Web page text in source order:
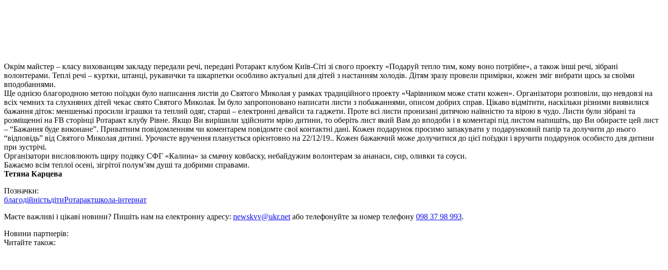
Окрім майстер – класу вихованцям закладу передали речі, передані Ротаракт клубом Київ-Сіті зі свого проекту «Подаруй тепло тим, кому воно потрібне», а також інші речі, зібрані
волонтерами. Теплі речі – куртки, штанці, рукавички та шкарпетки особливо актуальні для дітей з настанням холодів. Дітям зразу провели примірки, кожен зміг вибрати щось за своїми
вподобаннями.
Ще однією благородною метою поїздки було написання листів до Святого Миколая у рамках традиційного проекту «Чарівником може стати кожен». Організатори розповіли, що невдовзі на
всіх чемних та слухняних дітей чекає свято Святого Миколая. Їм було запропоновано написати листи з побажаннями, описом добрих справ. Цікаво відмітити, наскільки різними виявилися
бажання діток: меншенькі просили іграшки та теплий одяг, старші – електронні девайси та гаджети. Проте всі листи пронизані дитячою наївністю та вірою в чудо. Листи були зібрані та
розміщенні на FB сторінці Ротаракт клубу Рівне. Якщо Ви вирішили здійснити мрію дитини, то оберіть лист який Вам до вподоби і в коментарі під листом напишіть, що Ви обираєте цей лист
– “Бажання буде виконане”. Приватним повідомленням чи коментарем повідомте свої контактні дані. Кожен подарунок просимо запакувати у подарунковий папір та долучити до нього
“відповідь” від Святого Миколая дитині. Урочисте вручення планується орієнтовно на 22/12/19.. Кожен бажаючий може долучитися до цієї поїздки і вручити подарунок особисто для дитини
при зустрічі.
Організатори висловлюють щиру подяку СФГ «Калина» за смачну ковбаску, небайдужим волонтерам за ананаси, сир, оливки та соуси.
Бажаємо всім теплої осені, зігрітої полум’ям душі та добрими справами.
Тетяна Карцева
Позначки:
благодійністьдітиРотарактшкола-інтернат
Маєте важливі і цікаві новини? Пишіть нам на електронну адресу: newskvv@ukr.netабо телефонуйте за номер телефону 098 37 98 993.
Новини партнерів:
Читайте також: